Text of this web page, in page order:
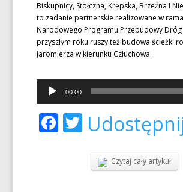
Biskupnicy, Stołczna, Krępska, Brzeźna i
to zadanie partnerskie realizowane w
Narodowego Programu Przebudowy Dróg
przyszłym roku ruszy też budowa ścieżki
Jaromierza w kierunku Człuchowa.
Odtwarzacz
plików
00:00
Facebook
Twitter
Czytaj cały artykuł